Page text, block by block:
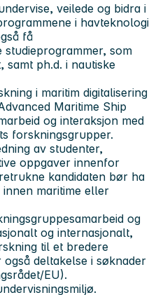
veilede og bidra i
i havteknologi
få
studieprogrammer, som
samt ph.d. i nautiske
i maritim digitalisering
Maritime Ship
og interaksjon med
forskningsgrupper.
av studenter,
oppgaver innenfor
kandidaten bør ha
maritime eller
og
og internasjonalt,
til et bredere
deltakelse i søknader
EU).